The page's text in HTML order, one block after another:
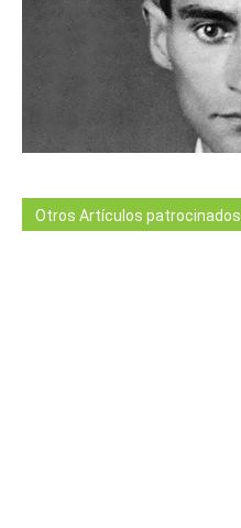
Otros Artículos patrocinados